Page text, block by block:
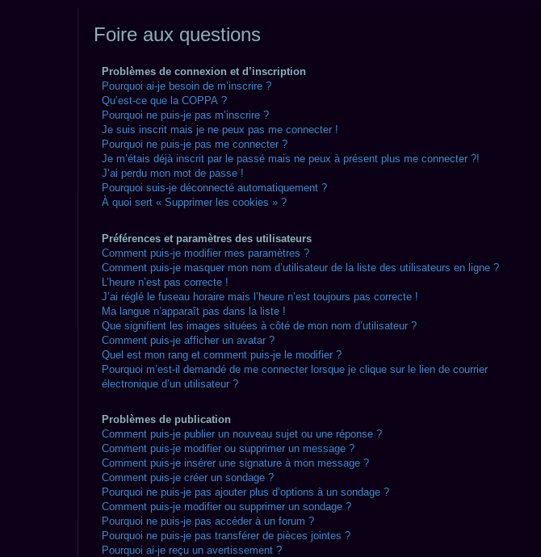
Foire aux questions
Problèmes de connexion et d’inscription
Pourquoi ai-je besoin de m’inscrire ?
Qu’est-ce que la COPPA ?
Pourquoi ne puis-je pas m’inscrire ?
Je suis inscrit mais je ne peux pas me connecter !
Pourquoi ne puis-je pas me connecter ?
Je m’étais déjà inscrit par le passé mais ne peux à présent plus me connecter ?!
J’ai perdu mon mot de passe !
Pourquoi suis-je déconnecté automatiquement ?
À quoi sert « Supprimer les cookies » ?
Préférences et paramètres des utilisateurs
Comment puis-je modifier mes paramètres ?
Comment puis-je masquer mon nom d’utilisateur de la liste des utilisateurs en ligne ?
L’heure n’est pas correcte !
J’ai réglé le fuseau horaire mais l’heure n’est toujours pas correcte !
Ma langue n’apparaît pas dans la liste !
Que signifient les images situées à côté de mon nom d’utilisateur ?
Comment puis-je afficher un avatar ?
Quel est mon rang et comment puis-je le modifier ?
Pourquoi m’est-il demandé de me connecter lorsque je clique sur le lien de courrier
électronique d’un utilisateur ?
Problèmes de publication
Comment puis-je publier un nouveau sujet ou une réponse ?
Comment puis-je modifier ou supprimer un message ?
Comment puis-je insérer une signature à mon message ?
Comment puis-je créer un sondage ?
Pourquoi ne puis-je pas ajouter plus d’options à un sondage ?
Comment puis-je modifier ou supprimer un sondage ?
Pourquoi ne puis-je pas accéder à un forum ?
Pourquoi ne puis-je pas transférer de pièces jointes ?
Pourquoi ai-je reçu un avertissement ?